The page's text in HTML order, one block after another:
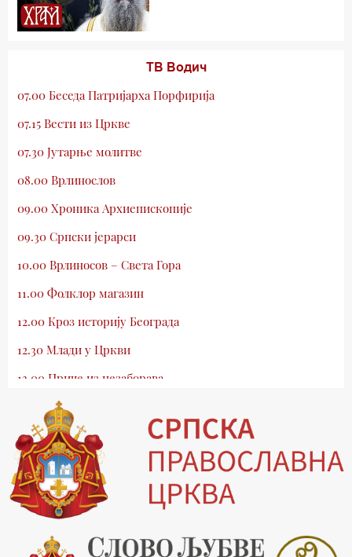
ТВ Водич
07.00 Беседа Патријарха Порфирија
07.15 Вести из Цркве
07.30 Јутарње молитве
08.00 Врлинослов
09.00 Хроника Архиепископије
09.30 Српски јерарси
10.00 Врлиносов – Света Гора
11.00 Фолклор магазин
12.00 Кроз историју Београда
12.30 Млади у Цркви
13.00 Приче из незаборава
13.30 Храм културе
14.00 Питања и одговори
15.03 Беседа Патријарха Порфирија
15.15 Молитве
15.30 Манастири на Косову и Метохији
16.03 Српска историјска читанка